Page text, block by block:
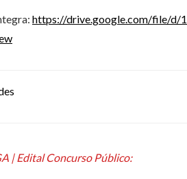
https://drive.google.com/file/d/
| Edital Concurso Público: